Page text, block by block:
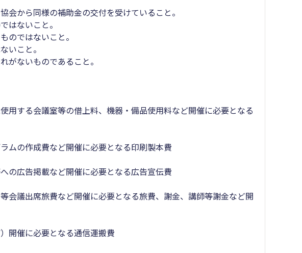
会から同様の補助金の交付を受けていること。
はないこと。
のではないこと。
いこと。
がないものであること。
用する会議室等の借上料、機器・備品使用料など開催に必要となる
ムの作成費など開催に必要となる印刷製本費
の広告掲載など開催に必要となる広告宣伝費
会議出席旅費など開催に必要となる旅費、謝金、講師等謝金など開
開催に必要となる通信運搬費